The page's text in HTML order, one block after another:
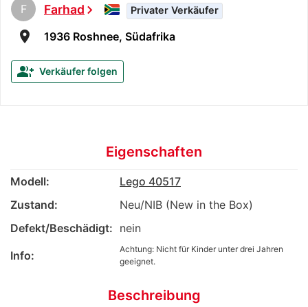
F Farhadchevron_right Privater Verkäufer
room 1936 Roshnee, Südafrika
group_add Verkäufer folgen
Eigenschaften
Modell:
Lego 40517
Zustand:
Neu/NIB (New in the Box)
Defekt/Beschädigt: nein
Info:
Achtung: Nicht für Kinder unter drei Jahren
geeignet.
Beschreibung